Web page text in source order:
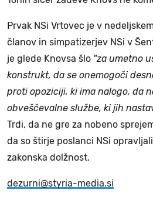
Prvak NSi Vrtovec je v
članov in simpatizerjev NSi v
je glede Knovsa šlo "za umetno
konstrukt, da se onemogoči
proti opoziciji, ki ima nalogo, da
obveščevalne službe, ki jih
Trdi, da ne gre za nobeno
da so štirje poslanci NSi
zakonska dolžnost.
dezurni@styria-media.si